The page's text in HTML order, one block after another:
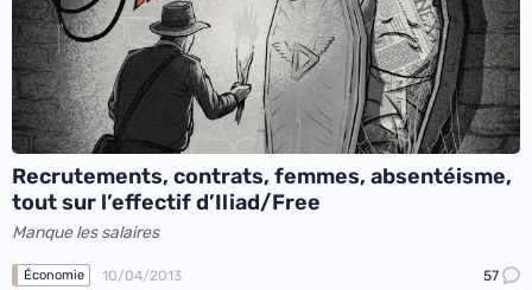
Recrutements, contrats, femmes, absentéisme,
tout sur l’effectif d’Iliad/Free
Manque les salaires
Économie 10/04/2013 57